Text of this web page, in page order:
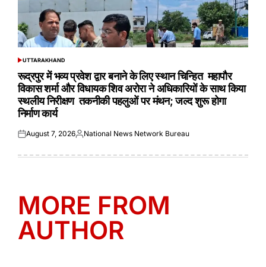
POSTED
UTTARAKHAND
रूद्रपुर में भव्य प्रवेश द्वार बनाने के लिए स्थान चिन्हित महापौर
विकास शर्मा और विधायक शिव अरोरा ने अधिकारियों के साथ किया
स्थलीय निरीक्षण तकनीकी पहलुओं पर मंथन; जल्द शुरू होगा
निर्माण कार्य
Posted
August 7, 2026Posted
National News Network Bureau
MORE FROM
AUTHOR